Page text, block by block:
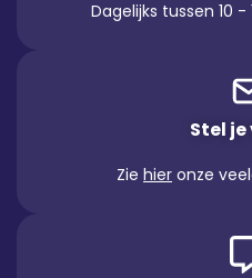
Dagelijks tussen 10 -
Stel
Zie hier onze